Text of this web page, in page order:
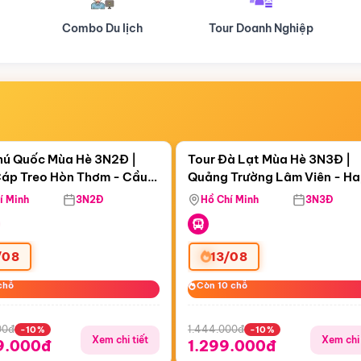
Tour Doanh Nghiệp Du lịch Hành Hương
06:55:28
Treo Hòn Thơm
Quốc Mùa Hè 3N2Đ |
Treo Hòn Thơm - Cầu
Viên Nước Aquatopia
Minh 3N2Đ
-10%
Xem chi tiết
Còn05 ngày 06:55:28
Tour Đà Lạt Mùa Hè 3N3Đ |
Quảng Trường Lâm Viên -
Hill - Puppy Farm
Hồ Chí Minh 3N3Đ
13/08
Còn 10 chỗ
Còn 10 chỗ
1.444.000đ -10%
1.299.000đ Xem